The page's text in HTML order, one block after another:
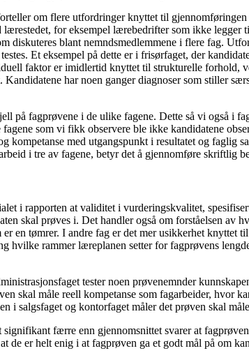
om flere utfordringer knyttet til
for eksempel lærebedrifter som ikke
diskuteres blant nemndsmedlemmene i flere fag.
Et eksempel på dette er i frisørfaget, der
faktor er imidlertid knyttet til strukturelle forhold,
Kandidatene har noen ganger diagnoser som stiller
på fagprøvene i de ulike fagene. Dette så vi også i
som vi fikk observere ble ikke kandidatene
kompetanse med utgangspunkt i resultatet og
i tre av fagene, betyr det å gjennomføre skriftlig
i rapporten at validitet i vurderingskvalitet,
skal prøves i. Det handler også om forståelsen av
er en tømrer. I andre fag er det mer usikkerhet
hvilke rammer læreplanen setter for fagprøvens
tester noen prøvenemnder
skal måle reell kompetanse som fagarbeider, hvor
i salgsfaget og kontorfaget måler det prøven skal
signifikant færre enn gjennomsnittet svarer at
de er helt enig i at fagprøven ga et godt mål på om